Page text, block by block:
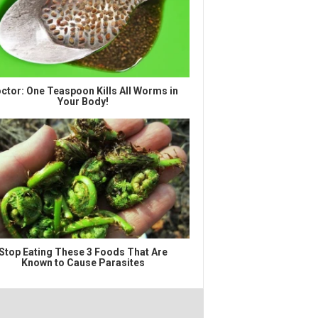
One Teaspoon Kills All Worms in
Your Body!
Eating These 3 Foods That Are
Known to Cause Parasites